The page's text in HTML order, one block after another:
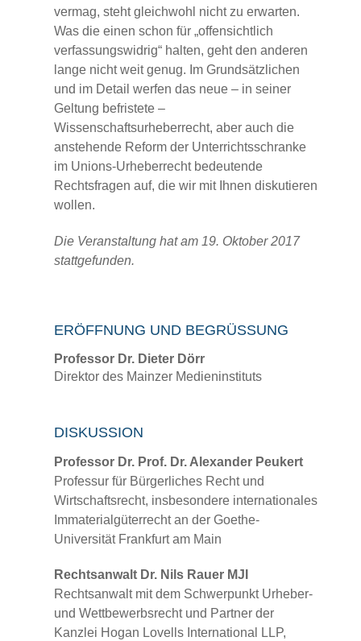
vermag, steht gleichwohl nicht zu erwarten.
Was die einen schon für „offensichtlich
verfassungswidrig“ halten, geht den anderen
lange nicht weit genug. Im Grundsätzlichen
und im Detail werfen das neue – in seiner
Geltung befristete –
Wissenschaftsurheberrecht, aber auch die
anstehende Reform der Unterrichtsschranke
im Unions-Urheberrecht bedeutende
Rechtsfragen auf, die wir mit Ihnen diskutieren
wollen.
Die Veranstaltung hat am 19. Oktober 2017
stattgefunden.
ERÖFFNUNG UND BEGRÜSSUNG
Professor Dr. Dieter Dörr
Direktor des Mainzer Medieninstituts
DISKUSSION
Professor Dr. Prof. Dr. Alexander Peukert
Professur für Bürgerliches Recht und
Wirtschaftsrecht, insbesondere internationales
Immaterialgüterrecht an der Goethe-
Universität Frankfurt am Main
Rechtsanwalt Dr. Nils Rauer MJI
Rechtsanwalt mit dem Schwerpunkt Urheber-
und Wettbewerbsrecht und Partner der
Kanzlei Hogan Lovells International LLP,